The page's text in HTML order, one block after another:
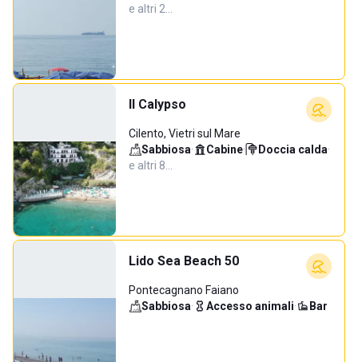
e altri 2…
Il Calypso
Cilento, Vietri sul Mare
Sabbiosa· Cabine· Doccia calda·
e altri 8…
Lido Sea Beach 50
Pontecagnano Faiano
Sabbiosa· Accesso animali· Bar